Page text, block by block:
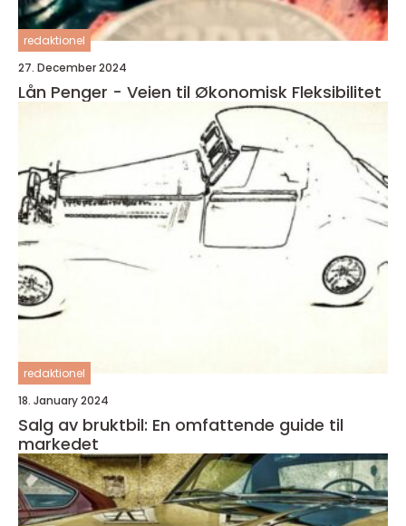
redaktionel
27. December 2024
Lån Penger - Veien til Økonomisk Fleksibilitet
redaktionel
18. January 2024
Salg av bruktbil: En omfattende guide til
markedet